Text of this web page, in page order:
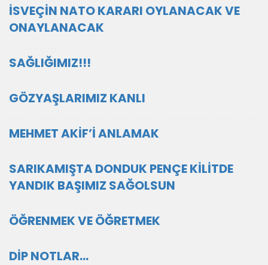
İSVEÇİN NATO KARARI OYLANACAK VE
ONAYLANACAK
SAĞLIĞIMIZ!!!
GÖZYAŞLARIMIZ KANLI
MEHMET AKİF’İ ANLAMAK
SARIKAMIŞTA DONDUK PENÇE KİLİTDE
YANDIK BAŞIMIZ SAĞOLSUN
ÖĞRENMEK VE ÖĞRETMEK
DİP NOTLAR…